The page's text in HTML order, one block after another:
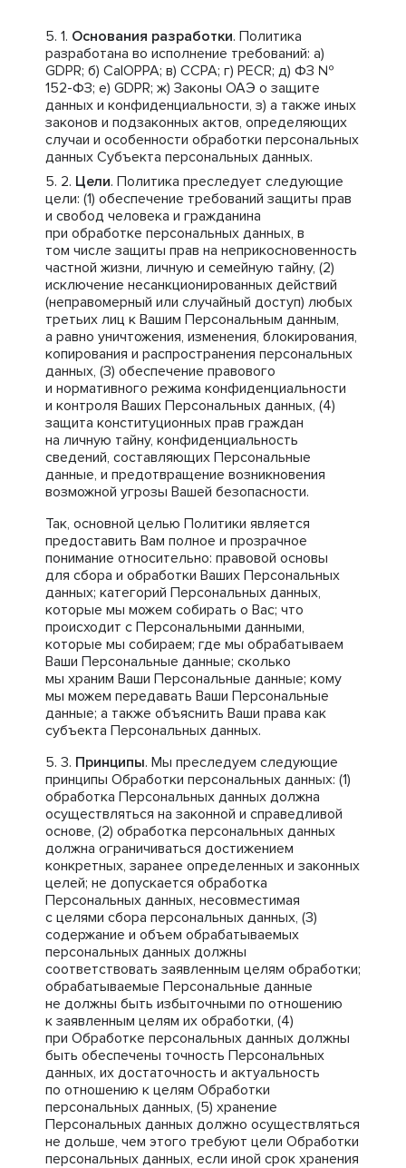
Основания разработки. Политика
разработана во исполнение требований: a)
GDPR; б) CalOPPA; в) CCPA; г) PECR; д) ФЗ №
152-ФЗ; е) GDPR; ж) Законы ОАЭ о защите
данных и конфиденциальности, з) а также иных
законов и подзаконных актов, определяющих
случаи и особенности обработки персональных
данных Субъекта персональных данных.
Цели. Политика преследует следующие
цели: (1) обеспечение требований защиты прав
и свобод человека и гражданина
при обработке персональных данных, в
том числе защиты прав на неприкосновенность
частной жизни, личную и семейную тайну, (2)
исключение несанкционированных действий
(неправомерный или случайный доступ) любых
третьих лиц к Вашим Персональным данным,
а равно уничтожения, изменения, блокирования,
копирования и распространения персональных
данных, (3) обеспечение правового
и нормативного режима конфиденциальности
и контроля Ваших Персональных данных, (4)
защита конституционных прав граждан
на личную тайну, конфиденциальность
сведений, составляющих Персональные
данные, и предотвращение возникновения
возможной угрозы Вашей безопасности.
Так, основной целью Политики является
предоставить Вам полное и прозрачное
понимание относительно: правовой основы
для сбора и обработки Ваших Персональных
данных; категорий Персональных данных,
которые мы можем собирать о Вас; что
происходит с Персональными данными,
которые мы собираем; где мы обрабатываем
Ваши Персональные данные; сколько
мы храним Ваши Персональные данные; кому
мы можем передавать Ваши Персональные
данные; а также объяснить Ваши права как
субъекта Персональных данных.
Принципы. Мы преследуем следующие
принципы Обработки персональных данных: (1)
обработка Персональных данных должна
осуществляться на законной и справедливой
основе, (2) обработка персональных данных
должна ограничиваться достижением
конкретных, заранее определенных и законных
целей; не допускается обработка
Персональных данных, несовместимая
с целями сбора персональных данных, (3)
содержание и объем обрабатываемых
персональных данных должны
соответствовать заявленным целям обработки;
обрабатываемые Персональные данные
не должны быть избыточными по отношению
к заявленным целям их обработки, (4)
при Обработке персональных данных должны
быть обеспечены точность Персональных
данных, их достаточность и актуальность
по отношению к целям Обработки
персональных данных, (5) хранение
Персональных данных должно осуществляться
не дольше, чем этого требуют цели Обработки
персональных данных, если иной срок хранения